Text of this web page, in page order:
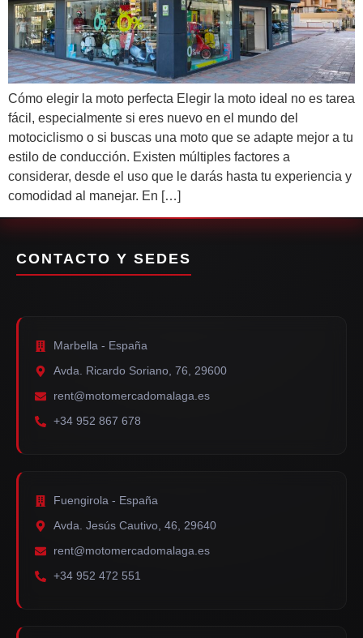
Cómo elegir la moto perfecta Elegir la moto ideal no es tarea
fácil, especialmente si eres nuevo en el mundo del
motociclismo o si buscas una moto que se adapte mejor a tu
estilo de conducción. Existen múltiples factores a
considerar, desde el uso que le darás hasta tu experiencia y
comodidad al manejar. En […]
CONTACTO Y SEDES
Marbella - España
Avda. Ricardo Soriano, 76, 29600
rent@motomercadomalaga.es
+34 952 867 678
Fuengirola - España
Avda. Jesús Cautivo, 46, 29640
rent@motomercadomalaga.es
+34 952 472 551